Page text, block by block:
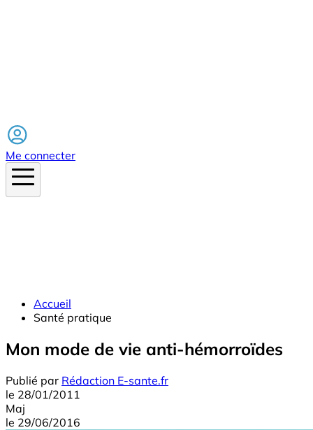
Me connecter
Accueil
Santé pratique
Mon mode de vie anti-hémorroïdes
Publié par Rédaction E-sante.fr
le 28/01/2011
Maj
le 29/06/2016